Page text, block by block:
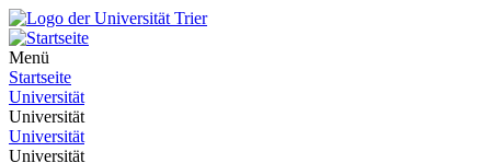
Menü
Startseite
Universität
Universität
Universität
Universität